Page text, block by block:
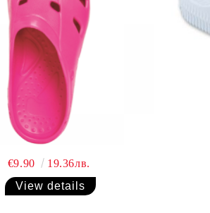
€9.90
19.36лв.
View details